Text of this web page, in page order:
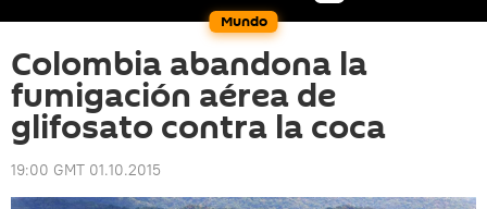
Mundo
Colombia abandona la
fumigación aérea de
glifosato contra la coca
19:00 GMT 01.10.2015